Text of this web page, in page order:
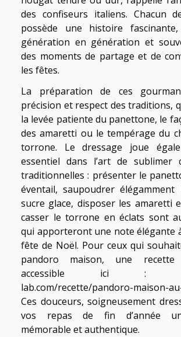
des confiseurs italiens. Chacun
possède une histoire
génération en génération et
des moments de partage et de
les fêtes.
La préparation de ces
précision et respect des traditions,
la levée patiente du panettone, le
des amaretti ou le tempérage du
torrone. Le dressage joue
essentiel dans l’art de sublimer
traditionnelles : présenter le
éventail, saupoudrer
sucre glace, disposer les amaretti
casser le torrone en éclats sont
qui apporteront une note élégante
fête de Noël. Pour ceux qui
pandoro maison, une
accessible ici :
lab.com/recette/pandoro-maison-
Ces douceurs, soigneusement
vos repas de fin d’année
mémorable et authentique.